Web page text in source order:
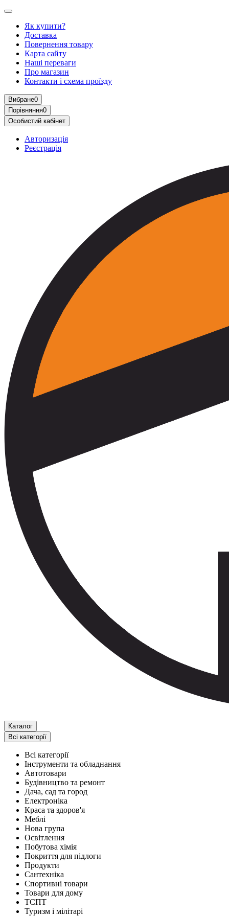
Як купити?
Доставка
Повернення товару
Карта сайту
Наші переваги
Про магазин
Контакти і схема проїзду
Вибране0
Порівняння0
Особистий кабінет
Авторизація
Реєстрація
Каталог
Всі категорії
Всі категорії
Інструменти та обладнання
Автотовари
Будівництво та ремонт
Дача, сад та город
Електроніка
Краса та здоров'я
Меблі
Нова група
Освітлення
Побутова хімія
Покриття для підлоги
Продукти
Сантехніка
Спортивні товари
Товари для дому
ТСПТ
Туризм і мілітарі